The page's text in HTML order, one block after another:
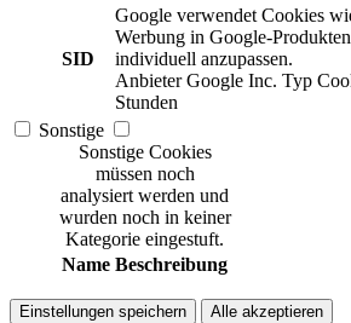
SID
Google verwendet Cookies
Werbung in Google-
individuell anzupassen.
Anbieter Google Inc. Typ
Stunden
Sonstige
Sonstige Cookies
müssen noch
analysiert werden und
wurden noch in keiner
Kategorie eingestuft.
Name Beschreibung
Einstellungen speichern Alle akzeptieren